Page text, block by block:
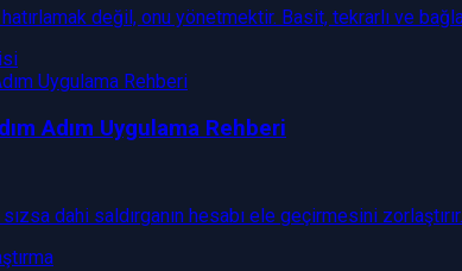
değil, onu yönetmektir. Basit, tekrarlı ve
Adım Uygulama Rehberi
dahi saldırganın hesabı ele geçirmesini